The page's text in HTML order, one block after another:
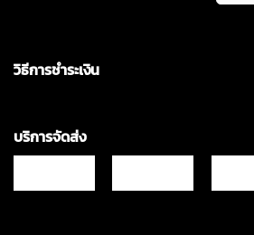
วิธีการชำระเงิน
บริการจัดส่ง